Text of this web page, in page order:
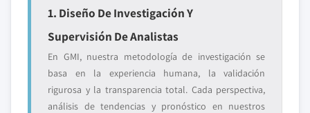
1. Diseño De Investigación Y
Supervisión De Analistas
En GMI, nuestra metodología de investigación se
basa en la experiencia humana, la validación
rigurosa y la transparencia total. Cada perspectiva,
análisis de tendencias y pronóstico en nuestros